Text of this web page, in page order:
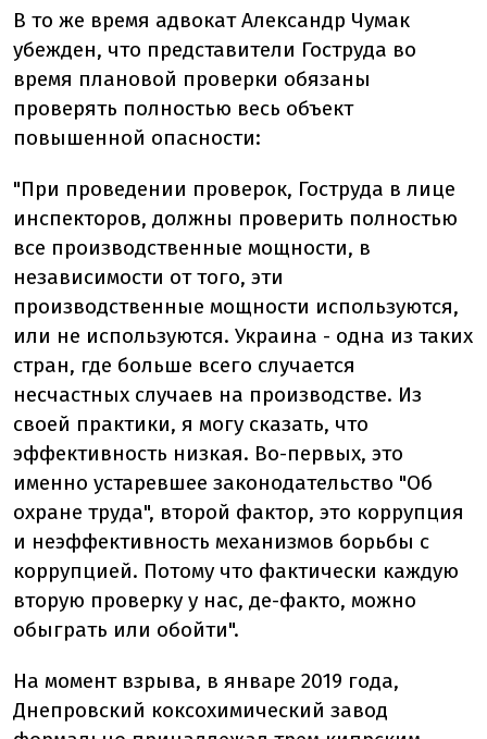
В то же время адвокат Александр Чумак
убежден, что представители Гоструда во
время плановой проверки обязаны
проверять полностью весь объект
повышенной опасности:
"При проведении проверок, Гоструда в лице
инспекторов, должны проверить полностью
все производственные мощности, в
независимости от того, эти
производственные мощности используются,
или не используются. Украина - одна из таких
стран, где больше всего случается
несчастных случаев на производстве. Из
своей практики, я могу сказать, что
эффективность низкая. Во-первых, это
именно устаревшее законодательство "Об
охране труда", второй фактор, это коррупция
и неэффективность механизмов борьбы с
коррупцией. Потому что фактически каждую
вторую проверку у нас, де-факто, можно
обыграть или обойти".
На момент взрыва, в январе 2019 года,
Днепровский коксохимический завод